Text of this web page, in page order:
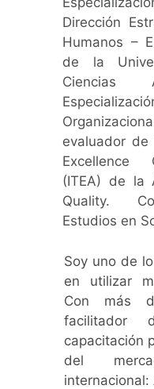
Dirección
Humanos –
de la
Ciencias
evaluador de
Excellence
(ITEA) de la
Quality.
Estudios en
Soy uno de
en utilizar
Con más
facilitador
capacitación
del
internacional: